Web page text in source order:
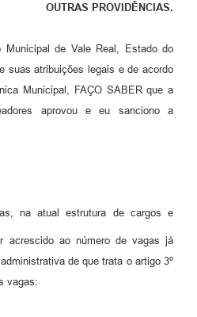
OUTRAS PROVIDÊNCIAS.
Municipal de Vale Real, Estado do
suas atribuições legais e de acordo
Municipal, FAÇO SABER que a
aprovou e eu sanciono a
na atual estrutura de cargos e
acrescido ao número de vagas já
de que trata o artigo 3º
vagas: